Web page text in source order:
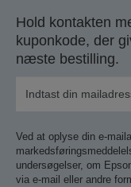
Hold kontakten
kuponkode, der
næste bestilling.
Ved at oplyse din e-
undersøgelser, om
via e-mail eller andre